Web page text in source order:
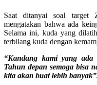
Saat ditanyai soal target
mengatakan bahwa ada
Selama ini, kuda yang
terbilang kuda dengan
“Kandang kami yang
Tahun depan semoga bisa
kita akan buat lebih